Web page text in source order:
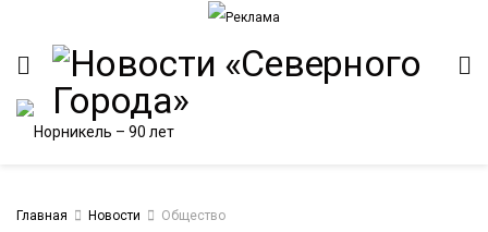
Главная Новости Общество